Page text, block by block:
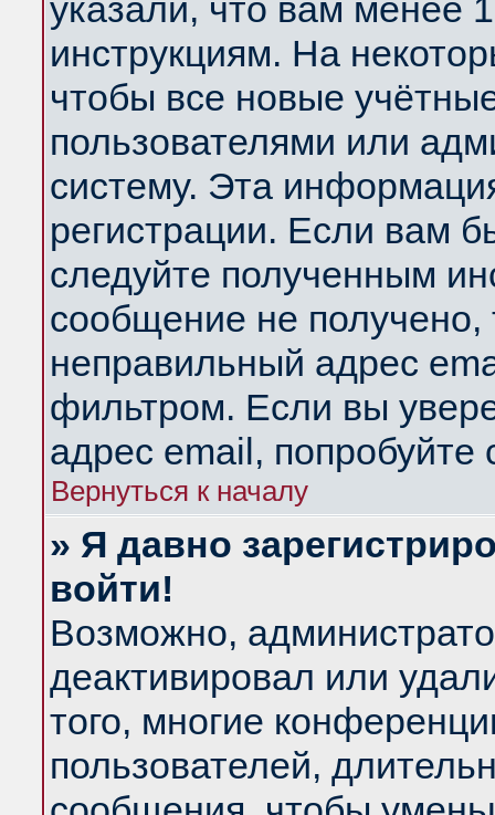
указали, что вам менее
инструкциям. На
чтобы все новые
пользователями или
систему. Эта
регистрации. Если вам
следуйте полученным
сообщение не получено,
неправильный адрес
фильтром. Если вы
адрес email, попробуйте
Вернуться к началу
» Я давно
войти!
Возможно,
деактивировал или
того, многие
пользователей,